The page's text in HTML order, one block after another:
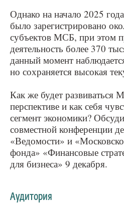
Однако на начало 2025
было зарегистрировано
субъектов МСБ, при этом
деятельность более 370
данный момент
но сохраняется высокая
Как же будет развиваться
перспективе и как себя
сегмент экономики?
совместной конференции
«Ведомости» и
фонда» «Финансовые
для бизнеса» 9 декабря.
Аудитория